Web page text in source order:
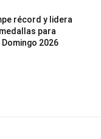
récord y lidera
para
2026